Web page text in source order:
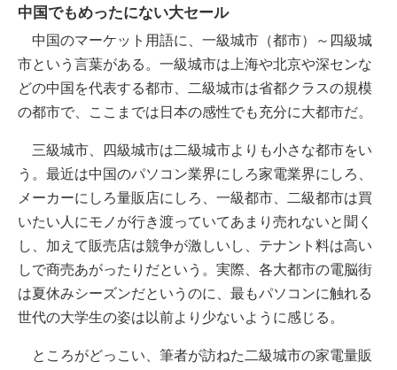
中国でもめったにない大セール
中国のマーケット用語に、一級城市（都市）～四級城
市という言葉がある。一級城市は上海や北京や深センな
どの中国を代表する都市、二級城市は省都クラスの規模
の都市で、ここまでは日本の感性でも充分に大都市だ。
三級城市、四級城市は二級城市よりも小さな都市をい
う。最近は中国のパソコン業界にしろ家電業界にしろ、
メーカーにしろ量販店にしろ、一級都市、二級都市は買
いたい人にモノが行き渡っていてあまり売れないと聞く
し、加えて販売店は競争が激しいし、テナント料は高い
しで商売あがったりだという。実際、各大都市の電脳街
は夏休みシーズンだというのに、最もパソコンに触れる
世代の大学生の姿は以前より少ないように感じる。
ところがどっこい、筆者が訪ねた二級城市の家電量販